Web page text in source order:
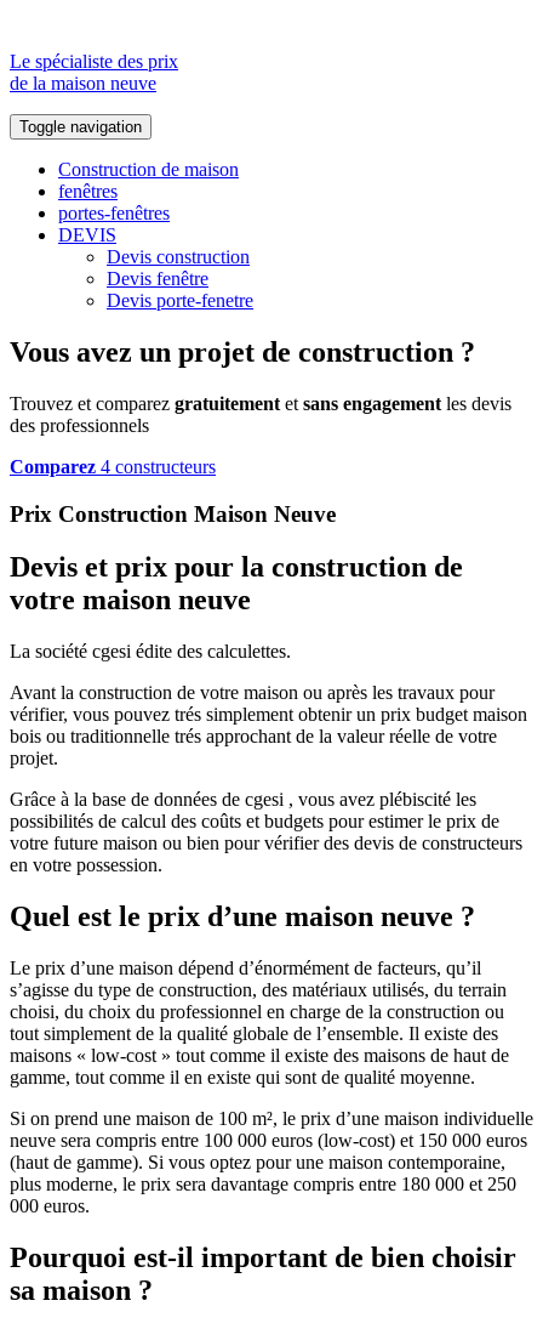
Le spécialiste des prix
de la maison neuve
Toggle navigation
Construction de maison
fenêtres
portes-fenêtres
DEVIS
Devis construction
Devis fenêtre
Devis porte-fenetre
Vous avez un projet de construction ?
Trouvez et comparez gratuitement et sans engagement les devis
des professionnels
Comparez 4 constructeurs
Prix Construction Maison Neuve
Devis et prix pour la construction de
votre maison neuve
La société cgesi édite des calculettes.
Avant la construction de votre maison ou après les travaux pour
vérifier, vous pouvez trés simplement obtenir un prix budget maison
bois ou traditionnelle trés approchant de la valeur réelle de votre
projet.
Grâce à la base de données de cgesi , vous avez plébiscité les
possibilités de calcul des coûts et budgets pour estimer le prix de
votre future maison ou bien pour vérifier des devis de constructeurs
en votre possession.
Quel est le prix d’une maison neuve ?
Le prix d’une maison dépend d’énormément de facteurs, qu’il
s’agisse du type de construction, des matériaux utilisés, du terrain
choisi, du choix du professionnel en charge de la construction ou
tout simplement de la qualité globale de l’ensemble. Il existe des
maisons « low-cost » tout comme il existe des maisons de haut de
gamme, tout comme il en existe qui sont de qualité moyenne.
Si on prend une maison de 100 m², le prix d’une maison individuelle
neuve sera compris entre 100 000 euros (low-cost) et 150 000 euros
(haut de gamme). Si vous optez pour une maison contemporaine,
plus moderne, le prix sera davantage compris entre 180 000 et 250
000 euros.
Pourquoi est-il important de bien choisir
sa maison ?